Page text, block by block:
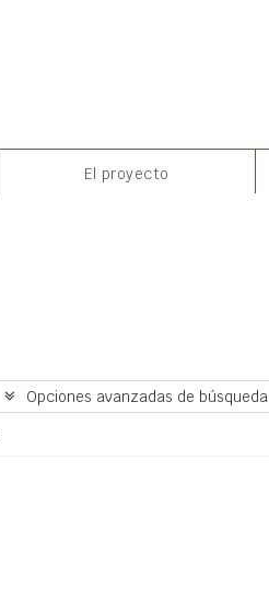
El proyecto
Opciones avanzadas de búsqueda